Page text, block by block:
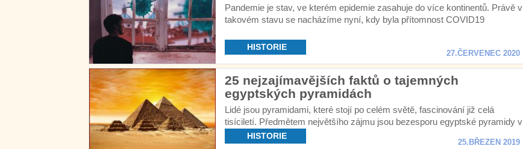
Pandemie je stav, ve kterém epidemie zasahuje do více kontinentů. Právě v
takovém stavu se nacházíme nyní, kdy byla přítomnost COVID19
HISTORIE
27.ČERVENEC 2020
25 nejzajímavějších faktů o tajemných
egyptských pyramidách
Lidé jsou pyramidami, které stojí po celém světě, fascinování již celá
tisíciletí. Předmětem největšího zájmu jsou bezesporu egyptské pyramidy v
HISTORIE
25.BŘEZEN 2019